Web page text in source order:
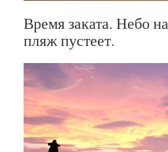
Время заката. Небо
пляж пустеет.